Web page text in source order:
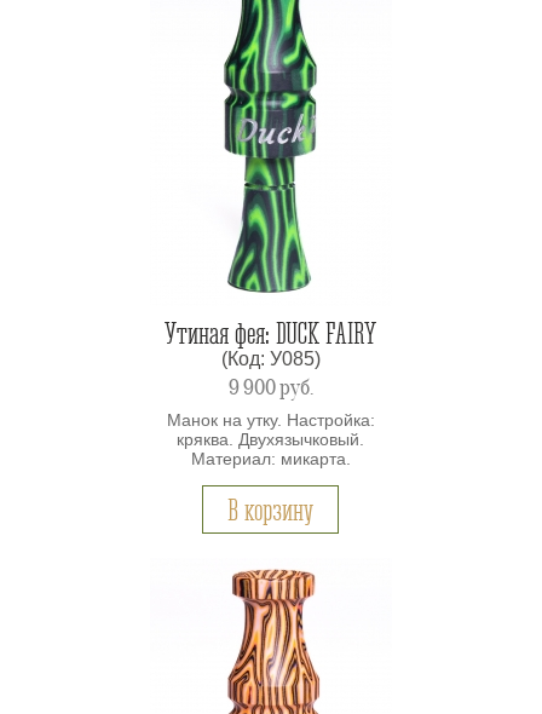
Утиная фея: DUCK FAIRY
(Код: У085)
9 900руб.
Манок на утку. Настройка:
кряква. Двухязычковый.
Материал: микарта.
В корзину